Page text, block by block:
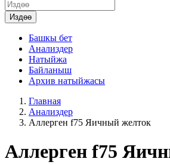
Издөө
Башкы бет
Анализдер
Натыйжа
Байланыш
Архив натыйжасы
Главная
Анализдер
Аллерген f75 Яичный желток
Аллерген f75